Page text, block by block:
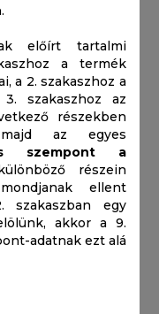
előírt tartalmi
a termék
a 2. szakaszhoz a
3. szakaszhoz az
részekben
majd az egyes
szempont a
részein
ellent
szakaszban egy
akkor a 9.
adatnak ezt alá